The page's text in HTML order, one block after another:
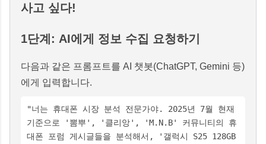
사고 싶다!
1단계: AI에게 정보 수집 요청하기
다음과 같은 프롬프트를 AI 챗봇(ChatGPT, Gemini 등)
에게 입력합니다.
"너는 휴대폰 시장 분석 전문가야. 2025년 7월 현재
기준으로 '뽐뿌', '클리앙', 'M.N.B' 커뮤니티의 휴
대폰 포럼 게시글들을 분석해서, '갤럭시 S25 128GB